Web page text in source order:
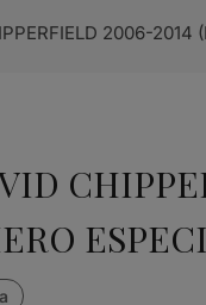
2006-2014